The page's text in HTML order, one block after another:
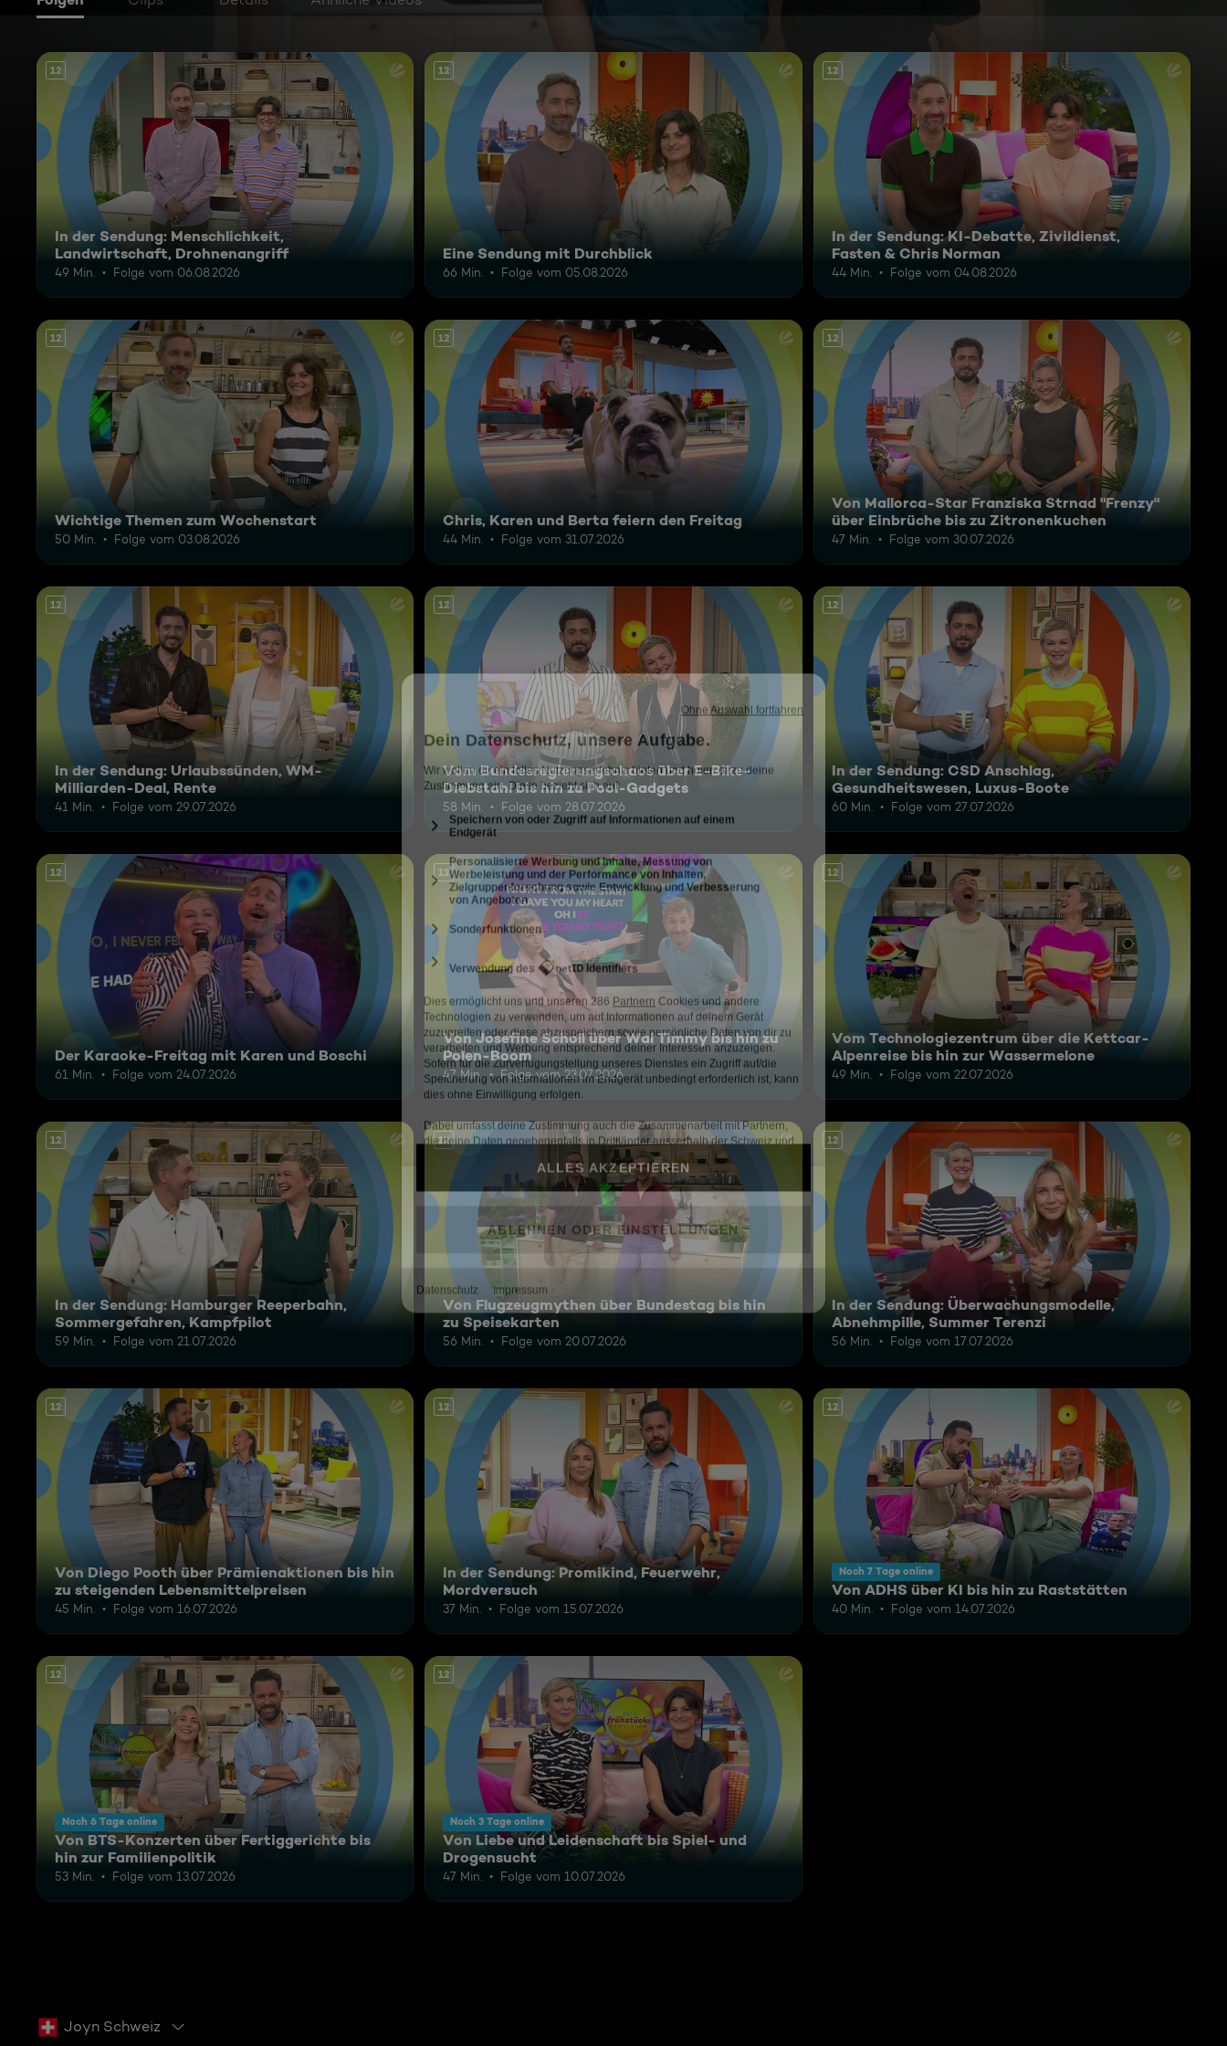
12
In der Sendung: Menschlichkeit,
Landwirtschaft, Drohnenangriff
49 Min. Folge vom 06.08.2026
12
Eine Sendung mit Durchblick
66 Min. Folge vom 05.08.2026
12
In der Sendung: KI-Debatte, Zivildienst,
Fasten & Chris Norman
44 Min. Folge vom 04.08.2026
12
Wichtige Themen zum Wochenstart
50 Min. Folge vom 03.08.2026
12
Chris, Karen und Berta feiern den Freitag
44 Min. Folge vom 31.07.2026
12
Von Mallorca-Star Franziska Strnad "Frenzy"
über Einbrüche bis zu Zitronenkuchen
47 Min. Folge vom 30.07.2026
12
In der Sendung: Urlaubssünden, WM-
Milliarden-Deal, Rente
41 Min. Folge vom 29.07.2026
12
Vom Bundesregierungschaos über E-Bike-
Diebstahl bis hin zu Pool-Gadgets
58 Min. Folge vom 28.07.2026
12
In der Sendung: CSD Anschlag,
Gesundheitswesen, Luxus-Boote
60 Min. Folge vom 27.07.2026
12
Der Karaoke-Freitag mit Karen und Boschi
61 Min. Folge vom 24.07.2026
12
Von Josefine Scholl über Wal Timmy bis hin zu
Polen-Boom
47 Min. Folge vom 23.07.2026
12
Vom Technologiezentrum über die Kettcar-
Alpenreise bis hin zur Wassermelone
49 Min. Folge vom 22.07.2026
12
In der Sendung: Hamburger Reeperbahn,
Sommergefahren, Kampfpilot
59 Min. Folge vom 21.07.2026
12
Von Flugzeugmythen über Bundestag bis hin
zu Speisekarten
56 Min. Folge vom 20.07.2026
12
In der Sendung: Überwachungsmodelle,
Abnehmpille, Summer Terenzi
56 Min. Folge vom 17.07.2026
12
Von Diego Pooth über Prämienaktionen bis hin
zu steigenden Lebensmittelpreisen
45 Min. Folge vom 16.07.2026
12
In der Sendung: Promikind, Feuerwehr,
Mordversuch
37 Min. Folge vom 15.07.2026
12
Noch 7 Tage online
Von ADHS über KI bis hin zu Raststätten
40 Min. Folge vom 14.07.2026
12
Noch 6 Tage online
Von BTS-Konzerten über Fertiggerichte bis
hin zur Familienpolitik
53 Min. Folge vom 13.07.2026
12
Noch 3 Tage online
Von Liebe und Leidenschaft bis Spiel- und
Drogensucht
47 Min. Folge vom 10.07.2026
Joyn Schweiz